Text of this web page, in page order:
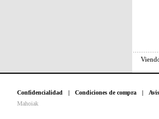
Confidencialidad | Condiciones de compra |
Mahoiak